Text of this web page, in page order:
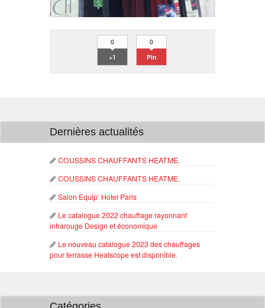
0
+1
0
Pin
Dernières actualités
COUSSINS CHAUFFANTS HEATME.
COUSSINS CHAUFFANTS HEATME.
Salon Equip’ Hotel Paris
Le catalogue 2022 chauffage rayonnant
infrarouge Design et économique
Le nouveau catalogue 2023 des chauffages
pour terrasse Heatscope est disponible.